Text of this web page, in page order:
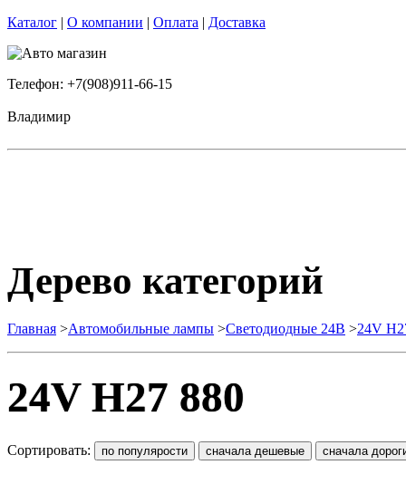
Каталог | О компании | Оплата | Доставка
Телефон: +7(908)911-66-15
Владимир
Дерево категорий
Главная >Автомобильные лампы >Cветодиодные 24B >24V
24V H27 880
Сортировать: